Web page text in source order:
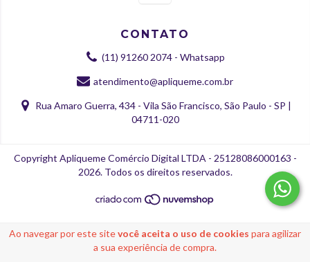
Ao navegar por este sitevocê aceita o uso de cookies para agilizar
a sua experiência de compra.
CONTATO
(11) 91260 2074 - Whatsapp
atendimento@apliqueme.com.br
Rua Amaro Guerra, 434 - Vila São Francisco, São Paulo - SP |
04711-020
Copyright Apliqueme Comércio Digital LTDA - 25128086000163 -
2026. Todos os direitos reservados.